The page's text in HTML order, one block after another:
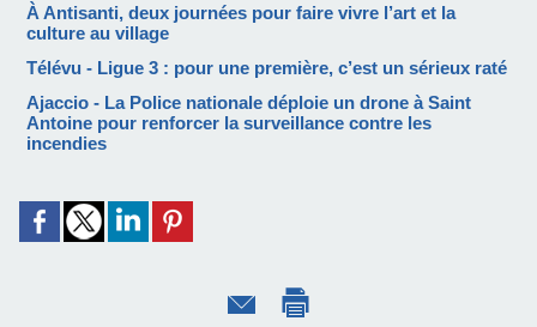
À Antisanti, deux journées pour faire vivre l’art et la
culture au village
Télévu - Ligue 3 : pour une première, c’est un sérieux raté
Ajaccio - La Police nationale déploie un drone à Saint
Antoine pour renforcer la surveillance contre les
incendies